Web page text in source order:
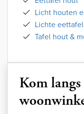
Licht houten
Lichte eettafel
Tafel hout &
Kom